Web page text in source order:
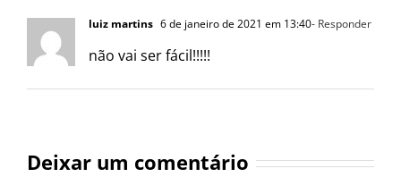
luiz martins 6 de janeiro de 2021 em 13:40- Responder
não vai ser fácil!!!!!
Deixar um comentário